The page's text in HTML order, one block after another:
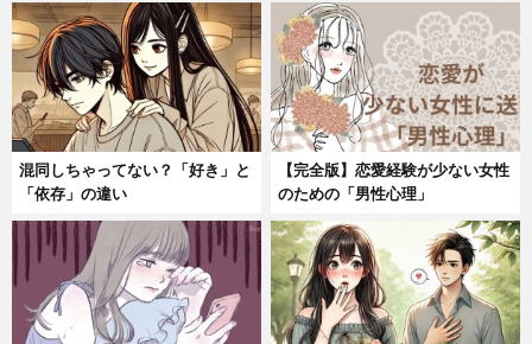
混同しちゃってない？「好き」と
「依存」の違い
【完全版】恋愛経験が少ない女性
のための「男性心理」